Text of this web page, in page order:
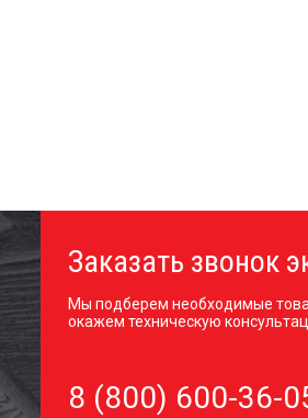
Заказать звонок
Мы подберем необходимые
окажем техническую
8 (800) 600-36-